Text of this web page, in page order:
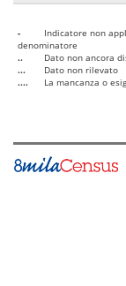
-
Indicatore non
denominatore
..
Dato non ancora
...
Dato non rilevato
....
La mancanza o